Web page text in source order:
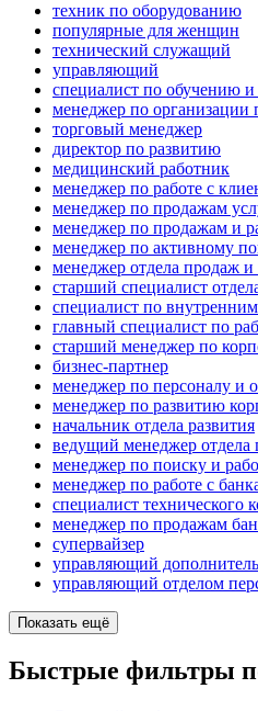
техник по оборудованию
популярные для женщин
технический служащий
управляющий
специалист по обучению
менеджер по организации
торговый менеджер
директор по развитию
медицинский работник
менеджер по работе с
менеджер по продажам
менеджер по продажам и
менеджер по активному
менеджер отдела продаж и
старший специалист
специалист по
главный специалист по
старший менеджер по
бизнес-партнер
менеджер по персоналу и
менеджер по развитию
начальник отдела развития
ведущий менеджер отдела
менеджер по поиску и
менеджер по работе с
специалист технического
менеджер по продажам
супервайзер
управляющий
управляющий отделом
Показать ещё
Быстрые фильтры